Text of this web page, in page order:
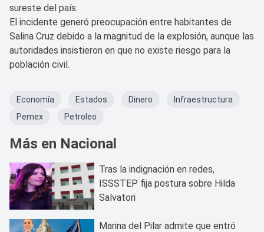
sureste del país.
El incidente generó preocupación entre habitantes de
Salina Cruz debido a la magnitud de la explosión, aunque las
autoridades insistieron en que no existe riesgo para la
población civil.
Economía Estados Dinero
Infraestructura
Pemex
Petroleo
Más en Nacional
Tras la indignación en redes,
ISSSTEP fija postura sobre Hilda
Salvatori
Marina del Pilar admite que entró